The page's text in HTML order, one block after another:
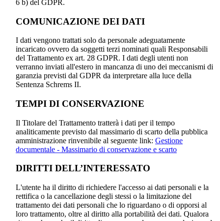
6 b) del GDPR.
COMUNICAZIONE DEI DATI
I dati vengono trattati solo da personale adeguatamente
incaricato ovvero da soggetti terzi nominati quali Responsabili
del Trattamento ex art. 28 GDPR. I dati degli utenti non
verranno inviati all'estero in mancanza di uno dei meccanismi di
garanzia previsti dal GDPR da interpretare alla luce della
Sentenza Schrems II.
TEMPI DI CONSERVAZIONE
Il Titolare del Trattamento tratterà i dati per il tempo
analiticamente previsto dal massimario di scarto della pubblica
amministrazione rinvenibile al seguente link: Gestione
documentale - Massimario di conservazione e scarto
DIRITTI DELL’INTERESSATO
L'utente ha il diritto di richiedere l'accesso ai dati personali e la
rettifica o la cancellazione degli stessi o la limitazione del
trattamento dei dati personali che lo riguardano o di opporsi al
loro trattamento, oltre al diritto alla portabilità dei dati. Qualora